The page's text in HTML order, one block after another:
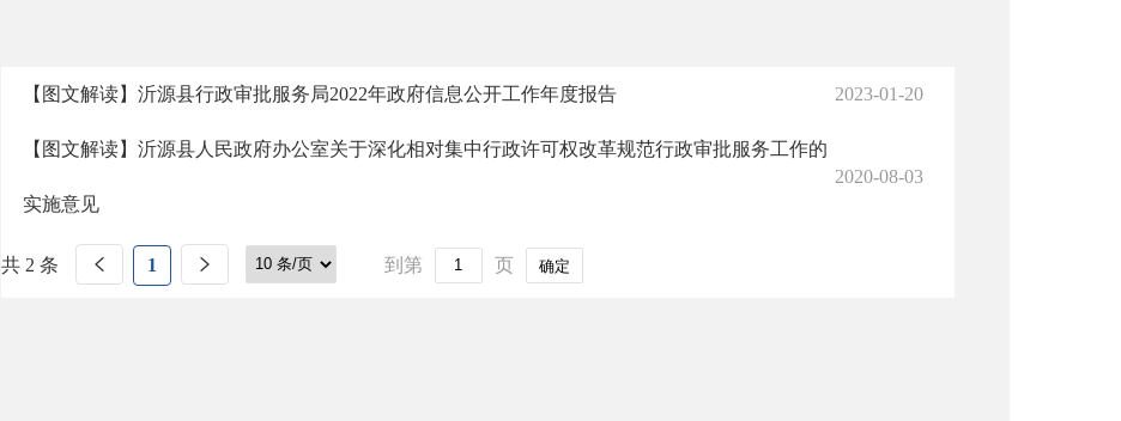
【图文解读】沂源县行政审批服务局2022年政府信息公开工作年度报告 2023-01-20
【图文解读】沂源县人民政府办公室关于深化相对集中行政许可权改革规范行政审批服务工作的
实施意见
2020-08-03
共 2 条 1 到第 页 确定